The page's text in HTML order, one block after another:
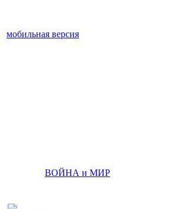
мобильная версия
ВОЙНА и МИР